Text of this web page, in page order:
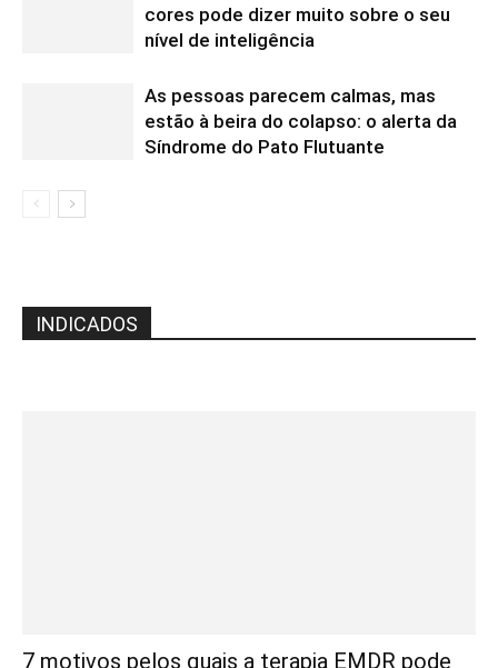
cores pode dizer muito sobre o seu
nível de inteligência
As pessoas parecem calmas, mas
estão à beira do colapso: o alerta da
Síndrome do Pato Flutuante
INDICADOS
7 motivos pelos quais a terapia EMDR pode